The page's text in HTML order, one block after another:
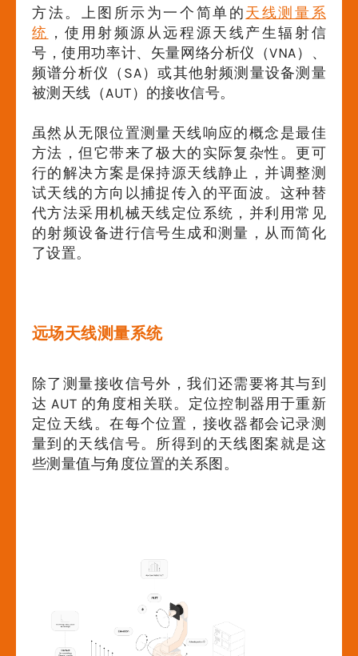
方法。上图所示为一个简单的天线测量系
统 ，使用射频源从远程源天线产生辐射信
号，使用功率计、矢量网络分析仪（VNA）、
频谱分析仪（SA）或其他射频测量设备测量
被测天线（AUT）的接收信号。
虽然从无限位置测量天线响应的概念是最佳
方法，但它带来了极大的实际复杂性。更可
行的解决方案是保持源天线静止，并调整测
试天线的方向以捕捉传入的平面波。这种替
代方法采用机械天线定位系统，并利用常见
的射频设备进行信号生成和测量，从而简化
了设置。
远场天线测量系统
除了测量接收信号外，我们还需要将其与到
达 AUT 的角度相关联。定位控制器用于重新
定位天线。在每个位置，接收器都会记录测
量到的天线信号。所得到的天线图案就是这
些测量值与角度位置的关系图。